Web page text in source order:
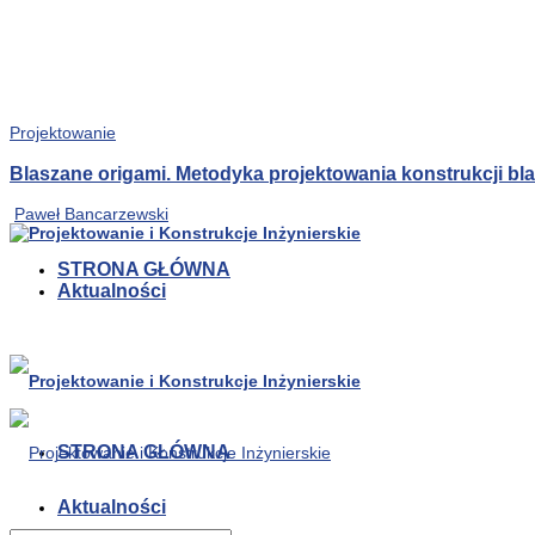
Projektowanie
Blaszane origami. Metodyka projektowania konstrukcji
Paweł Bancarzewski
STRONA GŁÓWNA
Aktualności
STRONA GŁÓWNA
Aktualności